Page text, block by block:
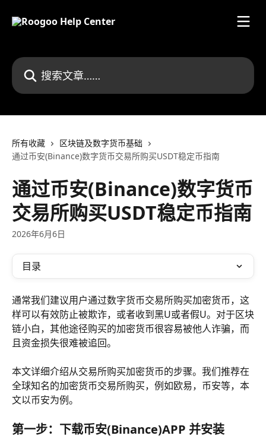
搜索文章……
所有收藏
区块链及数字货币基础
通过币安(Binance)数字货币交易所购买USDT稳定币指南
通过币安(Binance)数字货币
交易所购买USDT稳定币指南
2026年6月6日
目录
通常我们建议用户通过数字货币交易所购买加密货币，这
样可以有效防止被欺诈，或者收到黑U或者假U。对于区块
链小白，其他途径购买的加密货币很容易被他人诈骗，而
且资金损失很难被追回。
本文详细介绍从交易所购买加密货币的步骤。我们推荐在
全球知名的加密货币交易所购买，例如欧易，币安等，本
文以币安为例。
第一步：下载币安(Binance)APP 并安装